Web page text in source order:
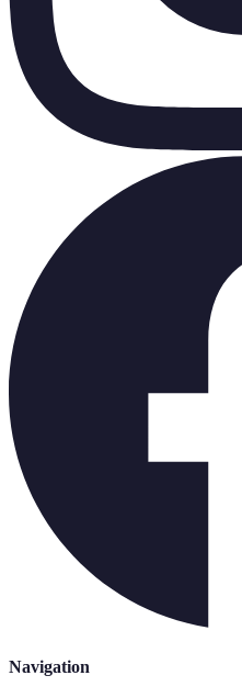
Navigation